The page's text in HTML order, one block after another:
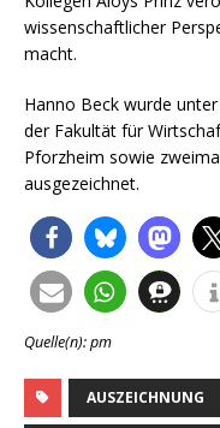
wissenschaftlicher
macht.
Hanno Beck wurde
der Fakultät für
Pforzheim sowie
ausgezeichnet.
Quelle(n): pm
AUSZEICHNUNG